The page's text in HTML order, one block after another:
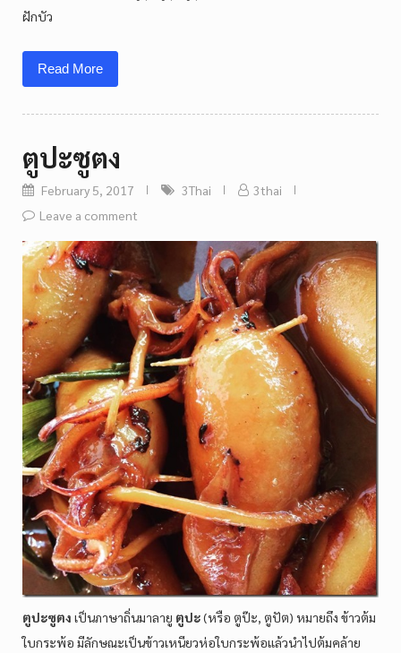
ฝักบัว
Read More
ตูปะซูตง
February 5, 2017 3Thai
3thai
Leave a comment
ตูปะซูตง เป็นภาษาถิ่นมาลายู ตูปะ(หรือ ตูป๊ะ, ตูปัต) หมายถึง ข้าวต้ม
ใบกระพ้อ มีลักษณะเป็นข้าวเหนียวห่อใบกระพ้อแล้วนำไปต้มคล้าย